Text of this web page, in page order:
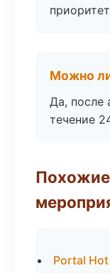
Можно
Да, после
течение
Portal